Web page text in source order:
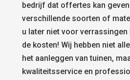
bedrijf dat offertes kan
verschillende soorten of
u later niet voor
de kosten! Wij hebben niet
het aanleggen van tuinen,
kwaliteitsservice en